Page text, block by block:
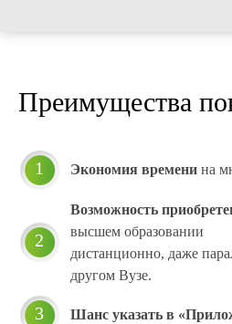
Преимущества
1 Экономия времени на
2
Возможность
высшем образовании
дистанционно, даже
другом Вузе.
3 Шанс указать в